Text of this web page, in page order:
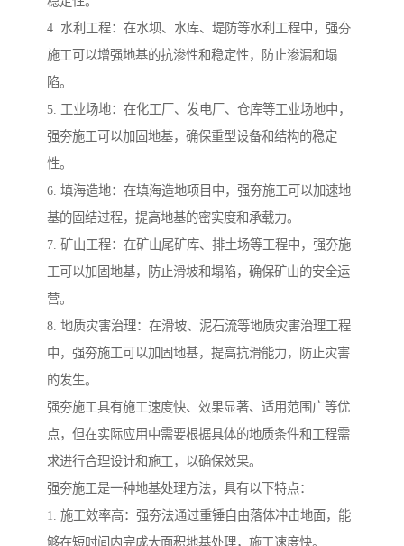
4. 水利工程：在水坝、水库、堤防等水利工程中，强夯
施工可以增强地基的抗渗性和稳定性，防止渗漏和塌
陷。
5. 工业场地：在化工厂、发电厂、仓库等工业场地中，
强夯施工可以加固地基，确保重型设备和结构的稳定
性。
6. 填海造地：在填海造地项目中，强夯施工可以加速地
基的固结过程，提高地基的密实度和承载力。
7. 矿山工程：在矿山尾矿库、排土场等工程中，强夯施
工可以加固地基，防止滑坡和塌陷，确保矿山的安全运
营。
8. 地质灾害治理：在滑坡、泥石流等地质灾害治理工程
中，强夯施工可以加固地基，提高抗滑能力，防止灾害
的发生。
强夯施工具有施工速度快、效果显著、适用范围广等优
点，但在实际应用中需要根据具体的地质条件和工程需
求进行合理设计和施工，以确保效果。
强夯施工是一种地基处理方法，具有以下特点：
1. 施工效率高：强夯法通过重锤自由落体冲击地面，能
够在短时间内完成大面积地基处理，施工速度快。